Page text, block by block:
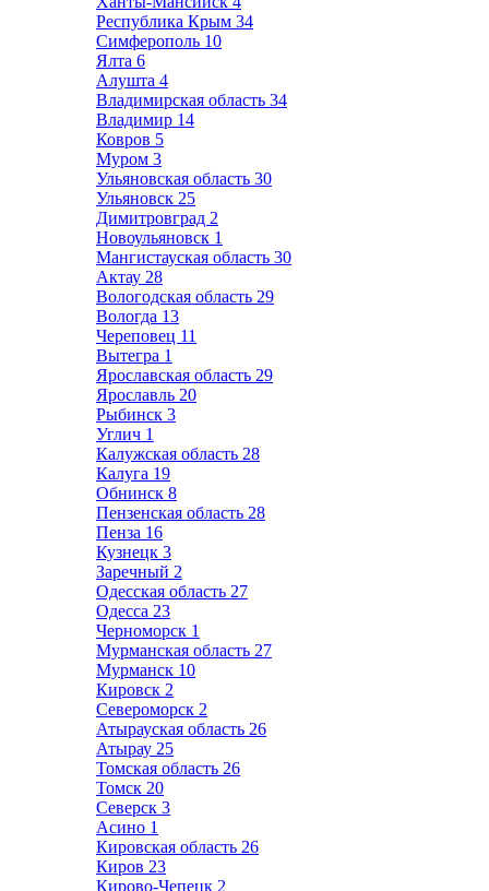
Республика Крым 34
Симферополь 10
Ялта 6
Алушта 4
Владимирская область 34
Владимир 14
Ковров 5
Муром 3
Ульяновская область 30
Ульяновск 25
Димитровград 2
Новоульяновск 1
Мангистауская область 30
Актау 28
Вологодская область 29
Вологда 13
Череповец 11
Вытегра 1
Ярославская область 29
Ярославль 20
Рыбинск 3
Углич 1
Калужская область 28
Калуга 19
Обнинск 8
Пензенская область 28
Пенза 16
Кузнецк 3
Заречный 2
Одесская область 27
Одесса 23
Черноморск 1
Мурманская область 27
Мурманск 10
Кировск 2
Североморск 2
Атырауская область 26
Атырау 25
Томская область 26
Томск 20
Северск 3
Асино 1
Кировская область 26
Киров 23
Кирово-Чепецк 2